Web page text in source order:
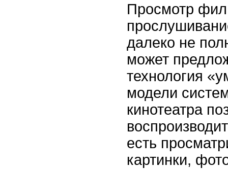
Просмотр
далеко не
может
технология
модели
кинотеатра
есть
картинки,